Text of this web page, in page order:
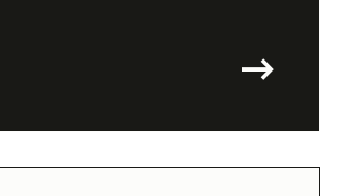
arrow_right_alt